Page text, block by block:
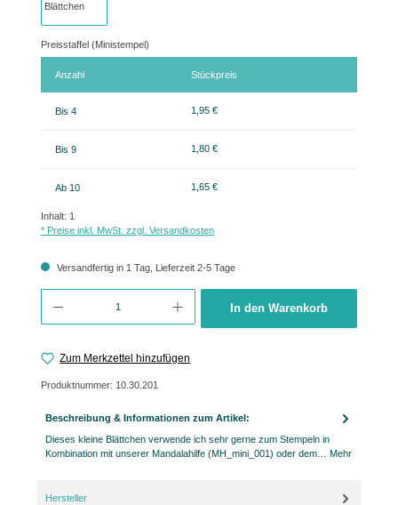
Preisstaffel (Ministempel)
Anzahl Stückpreis
Bis 4 1,95 €
Bis 9 1,80 €
Ab 10 1,65 €
Inhalt: 1
* Preise inkl. MwSt. zzgl. Versandkosten
Versandfertig in 1 Tag, Lieferzeit 2-5 Tage
In den Warenkorb
Zum Merkzettel hinzufügen
Produktnummer: 10.30.201
Beschreibung & Informationen zum Artikel:
Dieses kleine Blättchen verwende ich sehr gerne zum Stempeln in
Kombination mit unserer Mandalahilfe (MH_mini_001) oder dem… Mehr
Hersteller